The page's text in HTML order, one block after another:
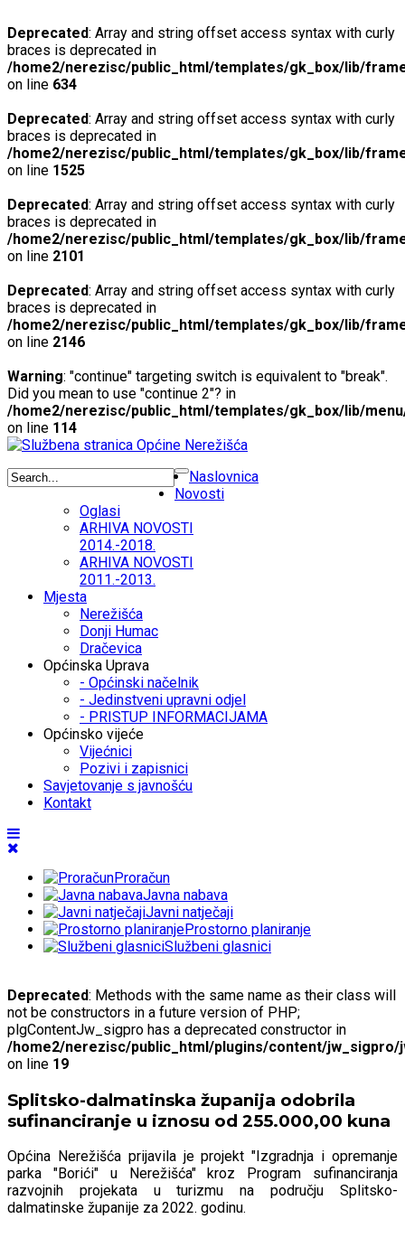
Deprecated: Array and string offset access syntax with curly
braces is deprecated in
/home2/nerezisc/public_html/templates/gk_box/lib/
on line 634
Deprecated: Array and string offset access syntax with curly
braces is deprecated in
/home2/nerezisc/public_html/templates/gk_box/lib/
on line 1525
Deprecated: Array and string offset access syntax with curly
braces is deprecated in
/home2/nerezisc/public_html/templates/gk_box/lib/
on line 2101
Deprecated: Array and string offset access syntax with curly
braces is deprecated in
/home2/nerezisc/public_html/templates/gk_box/lib/
on line 2146
Warning: "continue" targeting switch is equivalent to "break".
Did you mean to use "continue 2"? in
/home2/nerezisc/public_html/templates/gk_box/lib/
on line 114
Naslovnica
Novosti
Oglasi
ARHIVA NOVOSTI
2014.-2018.
ARHIVA NOVOSTI
2011.-2013.
Mjesta
Nerežišća
Donji Humac
Dračevica
Općinska Uprava
- Općinski načelnik
- Jedinstveni upravni odjel
- PRISTUP INFORMACIJAMA
Općinsko vijeće
Vijećnici
Pozivi i zapisnici
Savjetovanje s javnošću
Kontakt
Proračun
Javna nabava
Javni natječaji
Prostorno planiranje
Službeni glasnici
Deprecated: Methods with the same name as their class will
not be constructors in a future version of PHP;
plgContentJw_sigpro has a deprecated constructor in
/home2/nerezisc/public_html/plugins/content/jw_sigpro/
on line 19
Splitsko-dalmatinska županija odobrila
sufinanciranje u iznosu od 255.000,00 kuna
Općina Nerežišća prijavila je projekt "Izgradnja i opremanje
parka "Borići" u Nerežišća" kroz Program sufinanciranja
razvojnih projekata u turizmu na području Splitsko-
dalmatinske županije za 2022. godinu.